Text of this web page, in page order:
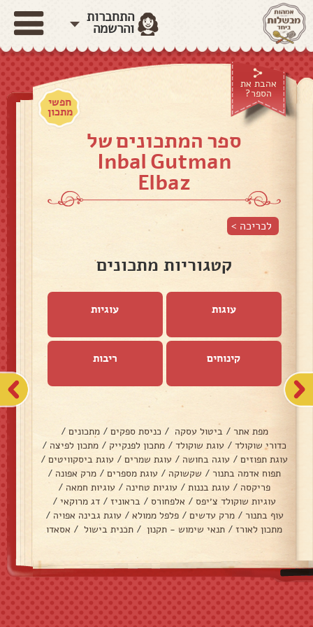
התחברות
והרשמה
אהבת את
הספר?
חפשי
מתכון
ספר המתכונים של
Inbal Gutman
Elbaz
לכריכה >
קטגוריות מתכונים
עוגות עוגיות
קינוחים ריבות
מפת אתר / ביטול עסקה / כניסת ספקים / מתכונים /
כדורי שוקולד / עוגת שוקולד / מתכון לפנקייק / מתכון לפיצה /
עוגת תפוזים / עוגה בחושה / עוגת שמרים / עוגת ביסקוויטים /
תפוח אדמה בתנור / שקשוקה / עוגת מספרים / מרק אפונה /
פריקסה / עוגת בננות / עוגיות טחינה / עוגיות חמאה /
עוגיות שוקולד צ׳יפס / אלפחורס / בראוניז / דג מרוקאי /
עוף בתנור / מרק עדשים / פלפל ממולא / עוגת גבינה אפויה /
מתכון לאורז / תנאי שימוש - תקנון / תכנית בישול / אסאדו